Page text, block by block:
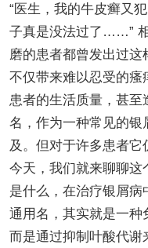
“医生，我的牛皮癣又
子真是没法过了……”
磨的患者都曾发出过这
不仅带来难以忍受的瘙
患者的生活质量，甚至
名，作为一种常见的银
及。但对于许多患者它
今天，我们就来聊聊这
是什么，在治疗银屑
通用名，其实就是一种
而是通过抑制叶酸代谢